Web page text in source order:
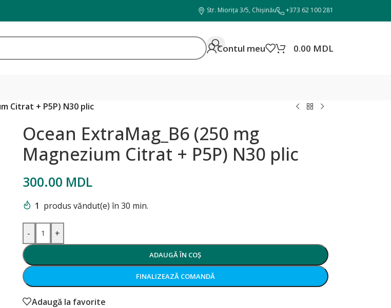
Str. Miorița 3/5, Chișinău +373 62 100 281
Contul meu 0.00 MDL
Citrat + P5P) N30 plic
Ocean ExtraMag_B6 (250 mg
Magnezium Citrat + P5P) N30 plic
300.00 MDL
1 produs văndut(e) în 30 min.
- +
ADAUGĂ ÎN COȘ
FINALIZEAZĂ COMANDĂ
Adaugă la favorite